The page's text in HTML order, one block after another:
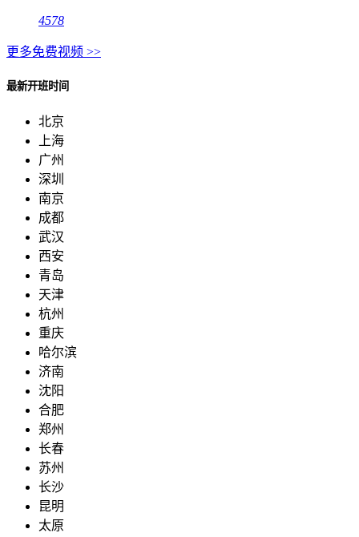
4578
更多免费视频 >>
最新开班时间
北京
上海
广州
深圳
南京
成都
武汉
西安
青岛
天津
杭州
重庆
哈尔滨
济南
沈阳
合肥
郑州
长春
苏州
长沙
昆明
太原